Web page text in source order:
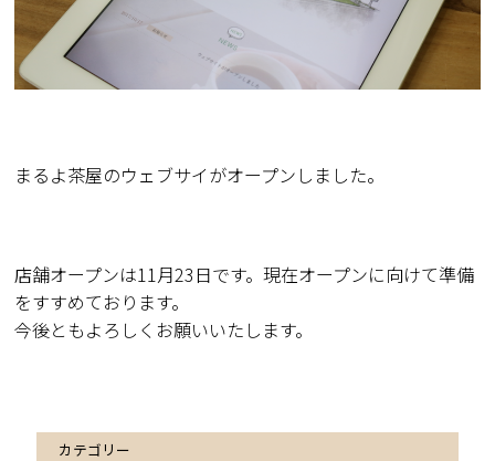
まるよ茶屋のウェブサイがオープンしました。
店舗オープンは11月23日です。現在オープンに向けて準備
をすすめております。
今後ともよろしくお願いいたします。
カテゴリー